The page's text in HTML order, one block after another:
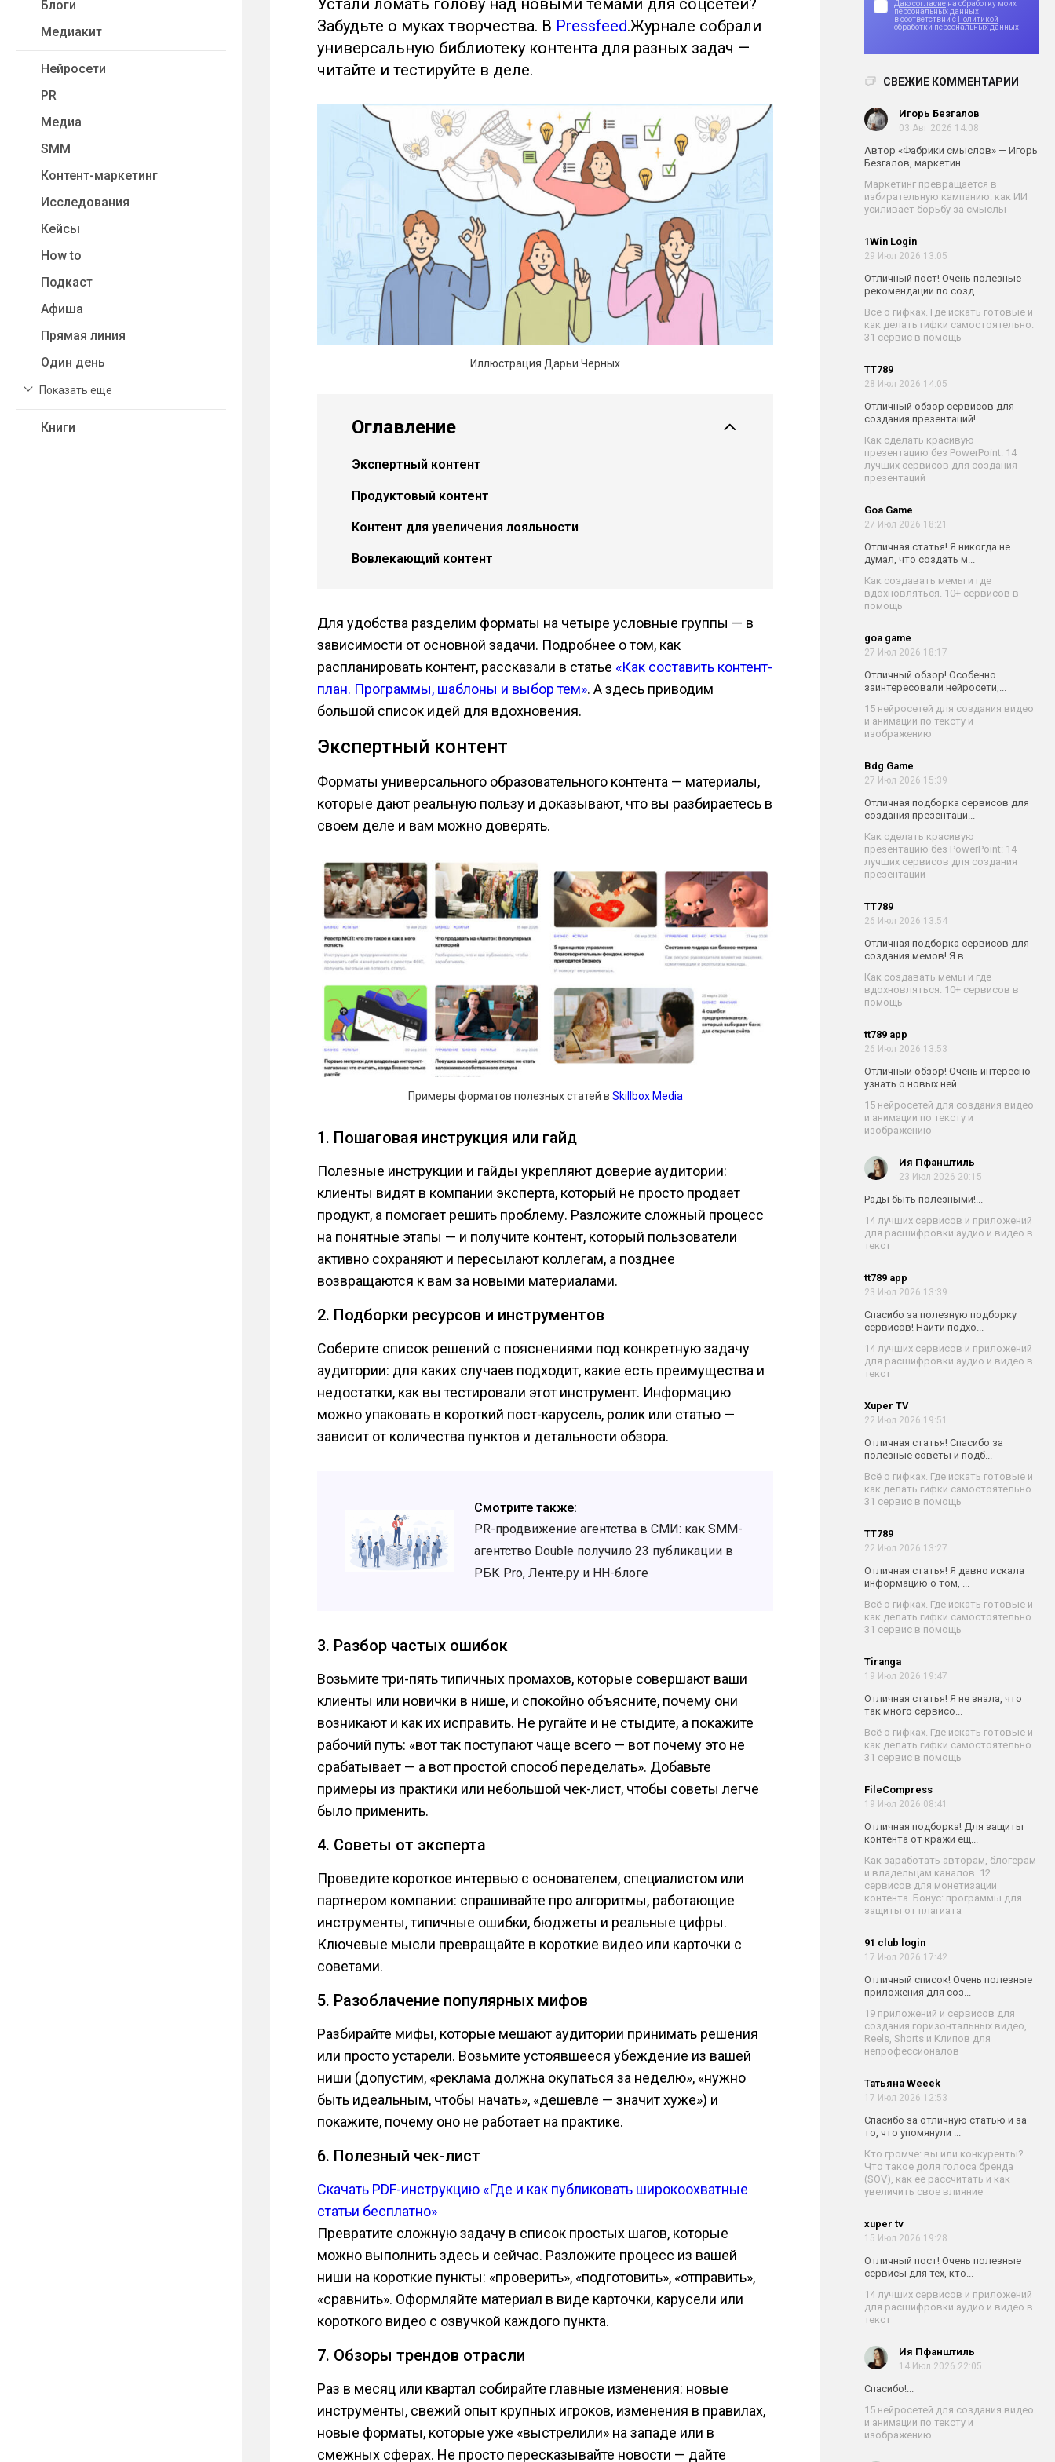
Блоги
Медиакит
Нейросети
PR
Медиа
SMM
Контент-маркетинг
Исследования
Кейсы
How to
Подкаст
Афиша
Прямая линия
Один день
Показать еще
Книги
Даю согласие на обработку моих
персональных данных
в соответствии с Политикой
обработки персональных данных
СВЕЖИЕ КОММЕНТАРИИ
Игорь Безгалов
03 Авг 2026 14:08
Автор «Фабрики смыслов» — Игорь
Безгалов, маркетин...
Маркетинг превращается в
избирательную кампанию: как ИИ
усиливает борьбу за смыслы
1Win Login
29 Июл 2026 13:05
Отличный пост! Очень полезные
рекомендации по созд...
Всё о гифках. Где искать готовые и
как делать гифки самостоятельно.
31 сервис в помощь
TT789
28 Июл 2026 14:05
Отличный обзор сервисов для
создания презентаций! ...
Как сделать красивую
презентацию без PowerPoint: 14
лучших сервисов для создания
презентаций
Goa Game
27 Июл 2026 18:21
Отличная статья! Я никогда не
думал, что создать м...
Как создавать мемы и где
вдохновляться. 10+ сервисов в
помощь
goa game
27 Июл 2026 18:17
Отличный обзор! Особенно
заинтересовали нейросети,...
15 нейросетей для создания видео
и анимации по тексту и
изображению
Bdg Game
27 Июл 2026 15:39
Отличная подборка сервисов для
создания презентаци...
Как сделать красивую
презентацию без PowerPoint: 14
лучших сервисов для создания
презентаций
TT789
26 Июл 2026 13:54
Отличная подборка сервисов для
создания мемов! Я в...
Как создавать мемы и где
вдохновляться. 10+ сервисов в
помощь
tt789 app
26 Июл 2026 13:53
Отличный обзор! Очень интересно
узнать о новых ней...
15 нейросетей для создания видео
и анимации по тексту и
изображению
Ия Пфанштиль
23 Июл 2026 20:15
Рады быть полезными!...
14 лучших сервисов и приложений
для расшифровки аудио и видео в
текст
tt789 app
23 Июл 2026 13:39
Спасибо за полезную подборку
сервисов! Найти подхо...
14 лучших сервисов и приложений
для расшифровки аудио и видео в
текст
Xuper TV
22 Июл 2026 19:51
Отличная статья! Спасибо за
полезные советы и подб...
Всё о гифках. Где искать готовые и
как делать гифки самостоятельно.
31 сервис в помощь
TT789
22 Июл 2026 13:27
Отличная статья! Я давно искала
информацию о том, ...
Всё о гифках. Где искать готовые и
как делать гифки самостоятельно.
31 сервис в помощь
Tiranga
19 Июл 2026 19:47
Отличная статья! Я не знала, что
так много сервисо...
Всё о гифках. Где искать готовые и
как делать гифки самостоятельно.
31 сервис в помощь
FileCompress
19 Июл 2026 08:41
Отличная подборка! Для защиты
контента от кражи ещ...
Как заработать авторам, блогерам
и владельцам каналов. 12
сервисов для монетизации
контента. Бонус: программы для
защиты от плагиата
91 club login
17 Июл 2026 17:42
Отличный список! Очень полезные
приложения для соз...
19 приложений и сервисов для
создания горизонтальных видео,
Reels, Shorts и Клипов для
непрофессионалов
Татьяна Weeek
17 Июл 2026 12:53
Спасибо за отличную статью и за
то, что упомянули ...
Кто громче: вы или конкуренты?
Что такое доля голоса бренда
(SOV), как ее рассчитать и как
увеличить свое влияние
xuper tv
15 Июл 2026 19:28
Отличный пост! Очень полезные
сервисы для тех, кто...
14 лучших сервисов и приложений
для расшифровки аудио и видео в
текст
Ия Пфанштиль
14 Июл 2026 22:05
Спасибо!...
15 нейросетей для создания видео
и анимации по тексту и
изображению
Устали ломать голову над новыми темами для соцсетей?
Забудьте о муках творчества. В Pressfeed.Журнале собрали
универсальную библиотеку контента для разных задач —
читайте и тестируйте в деле.
Иллюстрация Дарьи Черных
Оглавление
Экспертный контент
Продуктовый контент
Контент для увеличения лояльности
Вовлекающий контент
Для удобства разделим форматы на четыре условные группы — в
зависимости от основной задачи. Подробнее о том, как
распланировать контент, рассказали в статье «Как составить контент-
план. Программы, шаблоны и выбор тем». А здесь приводим
большой список идей для вдохновения.
Экспертный контент
Форматы универсального образовательного контента — материалы,
которые дают реальную пользу и доказывают, что вы разбираетесь в
своем деле и вам можно доверять.
Примеры форматов полезных статей в Skillbox Media
1. Пошаговая инструкция или гайд
Полезные инструкции и гайды укрепляют доверие аудитории:
клиенты видят в компании эксперта, который не просто продает
продукт, а помогает решить проблему. Разложите сложный процесс
на понятные этапы — и получите контент, который пользователи
активно сохраняют и пересылают коллегам, а позднее
возвращаются к вам за новыми материалами.
2. Подборки ресурсов и инструментов
Соберите список решений с пояснениями под конкретную задачу
аудитории: для каких случаев подходит, какие есть преимущества и
недостатки, как вы тестировали этот инструмент. Информацию
можно упаковать в короткий пост-карусель, ролик или статью —
зависит от количества пунктов и детальности обзора.
Смотрите также:
PR-продвижение агентства в СМИ: как SMM-
агентство Double получило 23 публикации в
РБК Pro, Ленте.ру и HH-блоге
3. Разбор частых ошибок
Возьмите три-пять типичных промахов, которые совершают ваши
клиенты или новички в нише, и спокойно объясните, почему они
возникают и как их исправить. Не ругайте и не стыдите, а покажите
рабочий путь: «вот так поступают чаще всего — вот почему это не
срабатывает — а вот простой способ переделать». Добавьте
примеры из практики или небольшой чек-лист, чтобы советы легче
было применить.
4. Советы от эксперта
Проведите короткое интервью с основателем, специалистом или
партнером компании: спрашивайте про алгоритмы, работающие
инструменты, типичные ошибки, бюджеты и реальные цифры.
Ключевые мысли превращайте в короткие видео или карточки с
советами.
5. Разоблачение популярных мифов
Разбирайте мифы, которые мешают аудитории принимать решения
или просто устарели. Возьмите устоявшееся убеждение из вашей
ниши (допустим, «реклама должна окупаться за неделю», «нужно
быть идеальным, чтобы начать», «дешевле — значит хуже») и
покажите, почему оно не работает на практике.
6. Полезный чек-лист
Скачать PDF-инструкцию «Где и как публиковать широкоохватные
статьи бесплатно»
Превратите сложную задачу в список простых шагов, которые
можно выполнить здесь и сейчас. Разложите процесс из вашей
ниши на короткие пункты: «проверить», «подготовить», «отправить»,
«сравнить». Оформляйте материал в виде карточки, карусели или
короткого видео с озвучкой каждого пункта.
7. Обзоры трендов отрасли
Раз в месяц или квартал собирайте главные изменения: новые
инструменты, свежий опыт крупных игроков, изменения в правилах,
новые форматы, которые уже «выстрелили» на западе или в
смежных сферах. Не просто пересказывайте новости — дайте